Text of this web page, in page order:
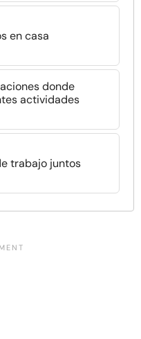
en casa
donde
actividades
trabajo juntos